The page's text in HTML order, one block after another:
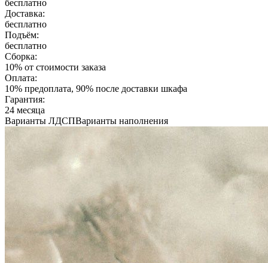
бесплатно
Доставка:
бесплатно
Подъём:
бесплатно
Сборка:
10% от стоимости заказа
Оплата:
10% предоплата, 90% после доставки шкафа
Гарантия:
24 месяца
Варианты ЛДСПВарианты наполнения